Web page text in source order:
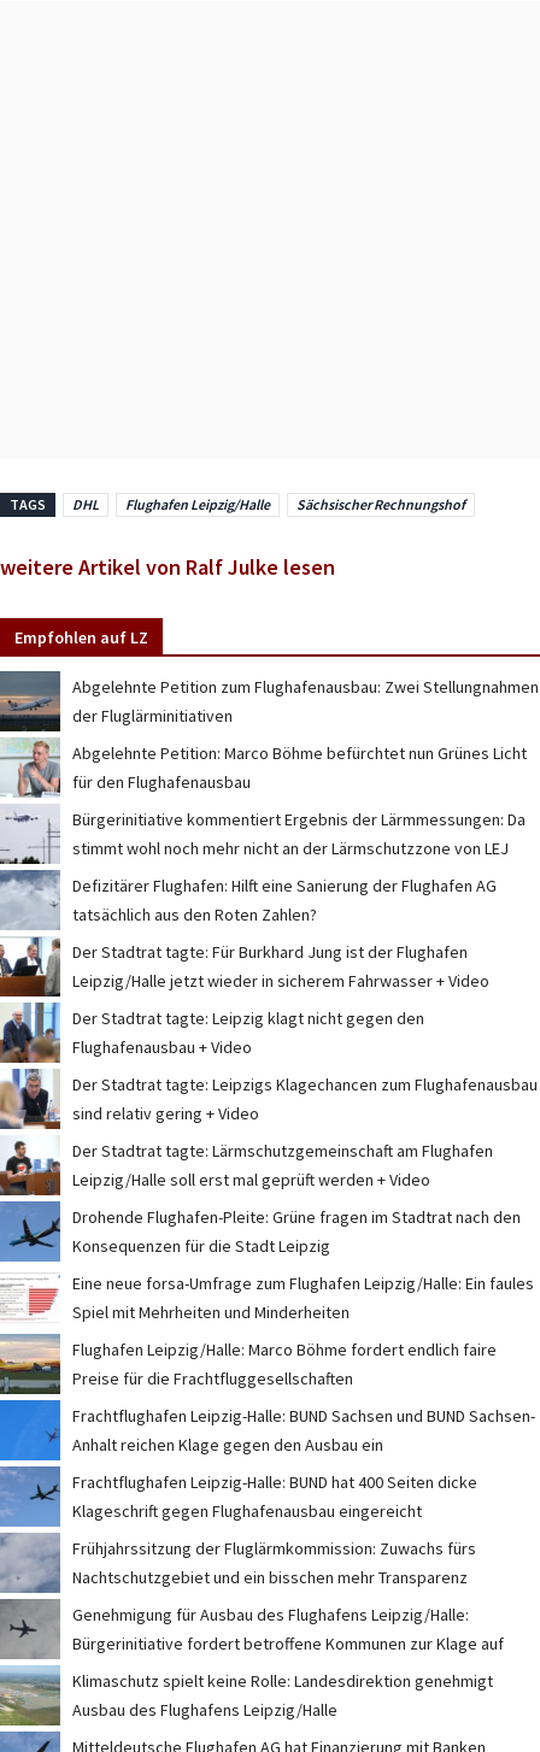
TAGS DHL Flughafen Leipzig/Halle Sächsischer Rechnungshof
weitere Artikel von Ralf Julke lesen
Empfohlen auf LZ
Abgelehnte Petition zum Flughafenausbau: Zwei Stellungnahmen
der Fluglärminitiativen
Abgelehnte Petition: Marco Böhme befürchtet nun Grünes Licht
für den Flughafenausbau
Bürgerinitiative kommentiert Ergebnis der Lärmmessungen: Da
stimmt wohl noch mehr nicht an der Lärmschutzzone von LEJ
Defizitärer Flughafen: Hilft eine Sanierung der Flughafen AG
tatsächlich aus den Roten Zahlen?
Der Stadtrat tagte: Für Burkhard Jung ist der Flughafen
Leipzig/Halle jetzt wieder in sicherem Fahrwasser + Video
Der Stadtrat tagte: Leipzig klagt nicht gegen den
Flughafenausbau + Video
Der Stadtrat tagte: Leipzigs Klagechancen zum Flughafenausbau
sind relativ gering + Video
Der Stadtrat tagte: Lärmschutzgemeinschaft am Flughafen
Leipzig/Halle soll erst mal geprüft werden + Video
Drohende Flughafen-Pleite: Grüne fragen im Stadtrat nach den
Konsequenzen für die Stadt Leipzig
Eine neue forsa-Umfrage zum Flughafen Leipzig/Halle: Ein faules
Spiel mit Mehrheiten und Minderheiten
Flughafen Leipzig/Halle: Marco Böhme fordert endlich faire
Preise für die Frachtfluggesellschaften
Frachtflughafen Leipzig-Halle: BUND Sachsen und BUND Sachsen-
Anhalt reichen Klage gegen den Ausbau ein
Frachtflughafen Leipzig-Halle: BUND hat 400 Seiten dicke
Klageschrift gegen Flughafenausbau eingereicht
Frühjahrssitzung der Fluglärmkommission: Zuwachs fürs
Nachtschutzgebiet und ein bisschen mehr Transparenz
Genehmigung für Ausbau des Flughafens Leipzig/Halle:
Bürgerinitiative fordert betroffene Kommunen zur Klage auf
Klimaschutz spielt keine Rolle: Landesdirektion genehmigt
Ausbau des Flughafens Leipzig/Halle
Mitteldeutsche Flughafen AG hat Finanzierung mit Banken